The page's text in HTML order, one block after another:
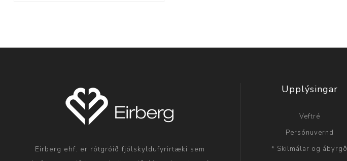
Eirberg ehf. er rótgróið fjölskyldufyrirtæki sem
Upplýsingar
Veftré
Persónuvernd
* Skilmálar og ábyrgð